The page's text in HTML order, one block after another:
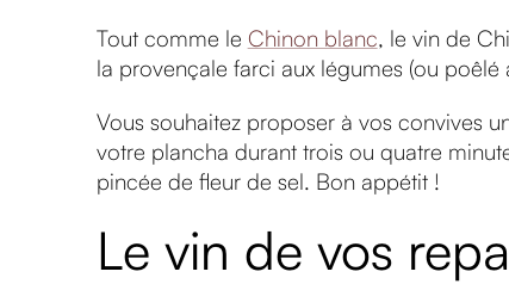
Tout comme le Chinon blanc, le vin de
la provençale farci aux légumes (ou
Vous souhaitez proposer à vos convives
votre plancha durant trois ou quatre
pincée de fleur de sel. Bon appétit !
Le vin de vos